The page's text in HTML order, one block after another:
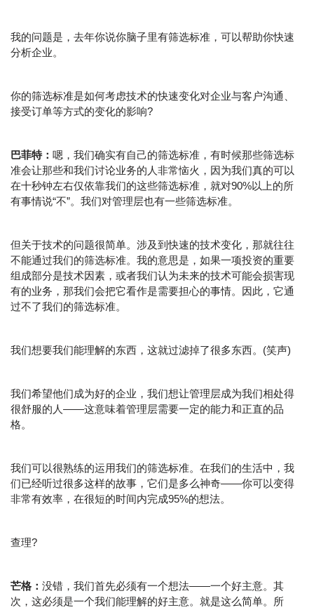
我的问题是，去年你说你脑子里有筛选标准，可以帮助你快速
分析企业。
你的筛选标准是如何考虑技术的快速变化对企业与客户沟通、
接受订单等方式的变化的影响?
巴菲特： 嗯，我们确实有自己的筛选标准，有时候那些筛选标
准会让那些和我们讨论业务的人非常恼火，因为我们真的可以
在十秒钟左右仅依靠我们的这些筛选标准，就对90%以上的所
有事情说“不”。我们对管理层也有一些筛选标准。
但关于技术的问题很简单。涉及到快速的技术变化，那就往往
不能通过我们的筛选标准。我的意思是，如果一项投资的重要
组成部分是技术因素，或者我们认为未来的技术可能会损害现
有的业务，那我们会把它看作是需要担心的事情。因此，它通
过不了我们的筛选标准。
我们想要我们能理解的东西，这就过滤掉了很多东西。(笑声)
我们希望他们成为好的企业，我们想让管理层成为我们相处得
很舒服的人——这意味着管理层需要一定的能力和正直的品
格。
我们可以很熟练的运用我们的筛选标准。在我们的生活中，我
们已经听过很多这样的故事，它们是多么神奇——你可以变得
非常有效率，在很短的时间内完成95%的想法。
查理?
芒格： 没错，我们首先必须有一个想法——一个好主意。其
次，这必须是一个我们能理解的好主意。就是这么简单。所